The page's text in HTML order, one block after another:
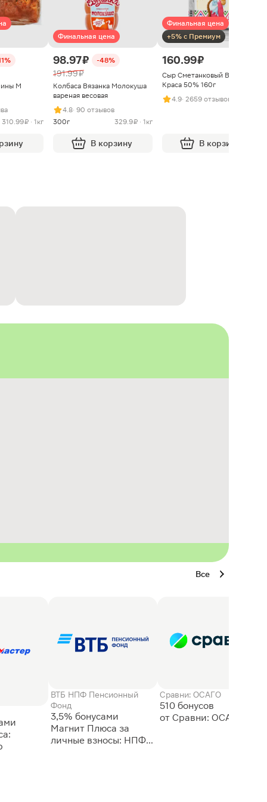
М
310.99 ₽ · 1кг
Финальная цена
98.97 ₽ -48%
191.99 ₽
Колбаса Вязанка Молокуша
вареная весовая
4.8· 90 отзывов
300г
329.9 ₽ · 1кг
В корзину
Финальная цена
+5% с Премиум
160.99 ₽
Сыр Сметанковый Варвара
Краса 50% 160г
4.9· 2659 отзывов
В корзину
Все
ВТБ НПФ Пенсионный
Фонд
3,5% бонусами
Магнит Плюса за
личные взносы: НПФ
Сравни: ОСАГО
510 бонусов